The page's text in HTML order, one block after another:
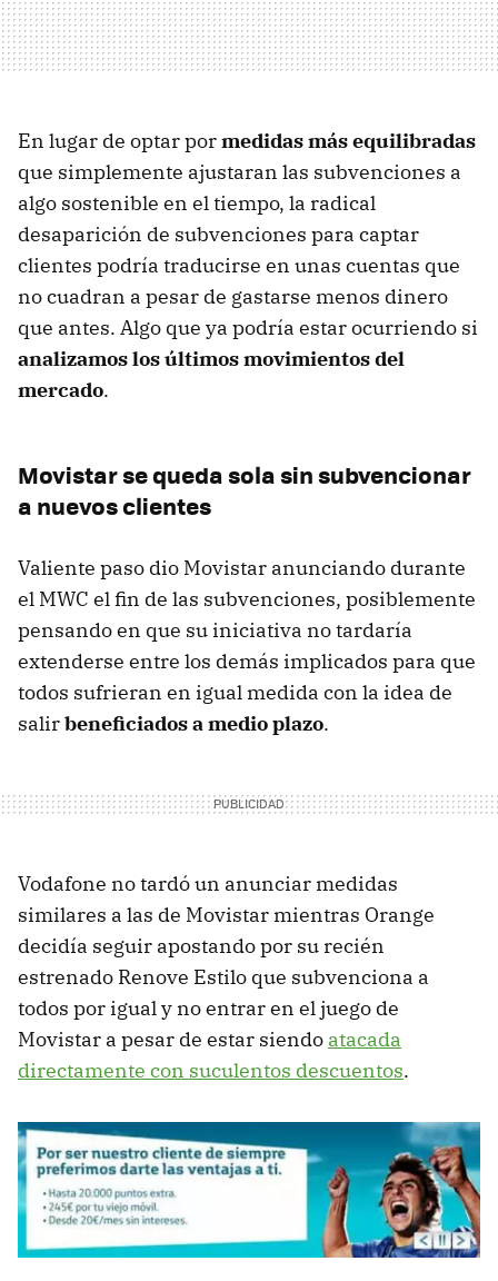
En lugar de optar pormedidas más equilibradas
que simplemente ajustaran las subvenciones a
algo sostenible en el tiempo, la radical
desaparición de subvenciones para captar
clientes podría traducirse en unas cuentas que
no cuadran a pesar de gastarse menos dinero
que antes. Algo que ya podría estar ocurriendo si
analizamos los últimos movimientos del
mercado.
Movistar se queda sola sin subvencionar
a nuevos clientes
Valiente paso dio Movistar anunciando durante
el MWC el fin de las subvenciones, posiblemente
pensando en que su iniciativa no tardaría
extenderse entre los demás implicados para que
todos sufrieran en igual medida con la idea de
salirbeneficiados a medio plazo.
Vodafone no tardó un anunciar medidas
similares a las de Movistar mientras Orange
decidía seguir apostando por su recién
estrenado Renove Estilo que subvenciona a
todos por igual y no entrar en el juego de
Movistar a pesar de estar siendo atacada
directamente con suculentos descuentos.